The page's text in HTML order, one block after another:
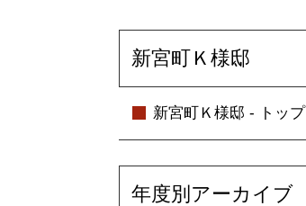
新宮町Ｋ様邸
新宮町Ｋ様邸 - トップ
年度別アーカイブ